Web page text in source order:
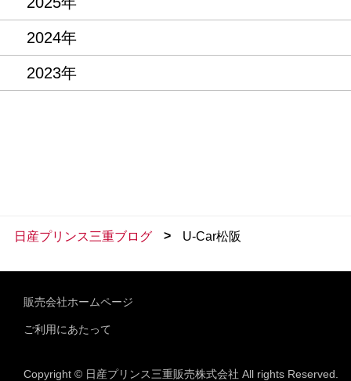
2024年
2023年
日産プリンス三重ブログ > U-Car松阪
販売会社ホームページ
ご利用にあたって
Copyright © 日産プリンス三重販売株式会社 All rights Reserved.